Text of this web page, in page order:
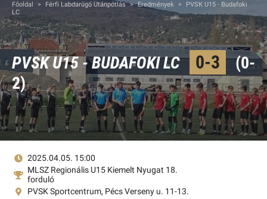
Főoldal > Férfi Labdarúgó Utánpótlás > Eredmények >
PVSK U15 - Budafoki
LC
PVSK U15 - BUDAFOKI LC 0-3
(0-
2)
2025.04.05. 15:00
MLSZ Regionális U15 Kiemelt Nyugat 18.
forduló
PVSK Sportcentrum, Pécs Verseny u. 11-13.